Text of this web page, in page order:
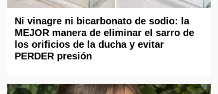
Ni vinagre ni bicarbonato de sodio: la
MEJOR manera de eliminar el sarro de
los orificios de la ducha y evitar
PERDER presión